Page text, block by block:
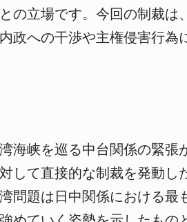
の立場です。今回の制裁
政への干渉や主権侵害行為
海峡を巡る中台関係の緊張
して直接的な制裁を発動
問題は日中関係における